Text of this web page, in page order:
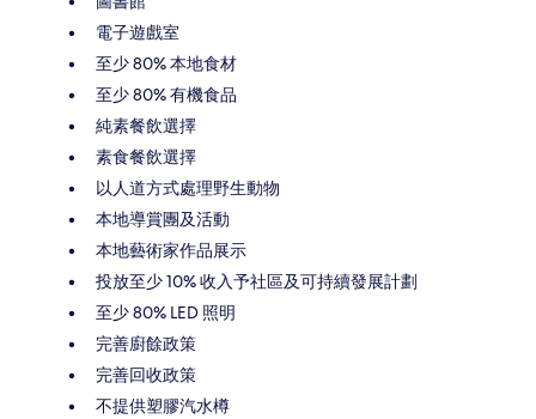
電子遊戲室
至少 80% 本地食材
至少 80% 有機食品
純素餐飲選擇
素食餐飲選擇
以人道方式處理野生動物
本地導賞團及活動
本地藝術家作品展示
投放至少 10% 收入予社區及可持續發展計劃
至少 80% LED 照明
完善廚餘政策
完善回收政策
不提供塑膠汽水樽